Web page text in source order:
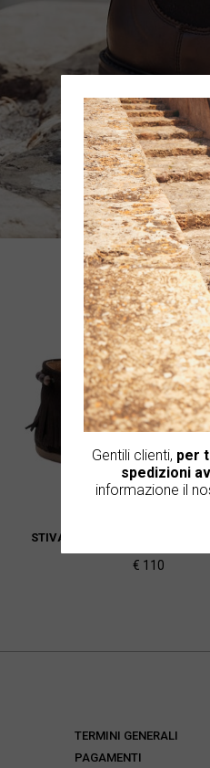
STIVALETTO SCAMOSCIATO
€ 110
TERMINI GENERALI
PAGAMENTI
Gentili clienti, per
spedizioni
informazione il